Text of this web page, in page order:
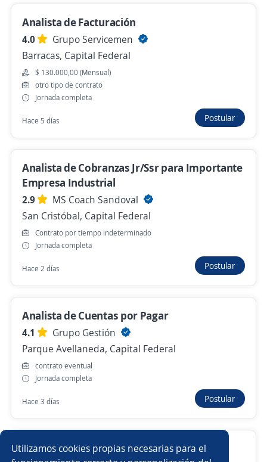
Utilizamos cookies propias necesarias para el
4,2
PENA
Monserrat, Capital Federal
$ 700.000,00 (Mensual)
Hace 6 días
Analista de cobranzas
4,2
PENA
Monserrat, Capital Federal
Hace 6 días
Se precisa Urgente Empleo destacado
Analista de Cobranzas Jr/Ssr para
Importante Empresa Industrial
2,9
Hace 3 días
Analista de cobranzas
Latin Shoes S.A.
Caballito, Capital Federal
Anterior Siguiente
Analista de Facturación
4.0
Grupo Servicemen
Barracas, Capital Federal
$ 130.000,00 (Mensual)
otro tipo de contrato
Jornada completa
Hace 5 días Postular
Analista de Cobranzas Jr/Ssr para Importante
Empresa Industrial
2.9
MS Coach Sandoval
San Cristóbal, Capital Federal
Contrato por tiempo indeterminado
Jornada completa
Hace 2 días Postular
Analista de Cuentas por Pagar
4.1
Grupo Gestión
Parque Avellaneda, Capital Federal
contrato eventual
Jornada completa
Hace 3 días Postular
Analista de cobranzas